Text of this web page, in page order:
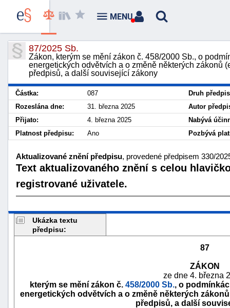
87/2025 Sb.
Zákon, kterým se mění zákon č. 458/2000 Sb., o
energetických odvětvích a o změně některých zákonů
předpisů, a další související zákony
Částka: 087
Druh
Rozeslána dne:
31. března 2025
Autor
Přijato:
4. března 2025
Nabývá
Platnost předpisu:
Ano Pozbývá
Aktualizované znění předpisu, provedené předpisem 330/
Text aktualizovaného znění s celou
registrované uživatele.
Ukázka textu
předpisu:
87
ZÁKON
ze dne 4. března
kterým se mění zákon č. 458/2000 Sb., o
energetických odvětvích a o změně některých
předpisů, a další
MENU